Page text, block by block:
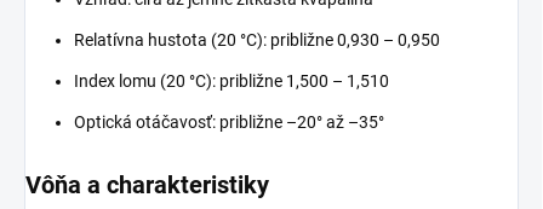
Relatívna hustota (20 °C): približne 0,930 – 0,950
Index lomu (20 °C): približne 1,500 – 1,510
Optická otáčavosť: približne –20° až –35°
Vôňa a charakteristiky